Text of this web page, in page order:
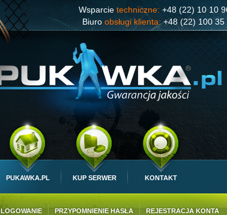
Wsparcie techniczne: +48 (22) 10 10
Biuroobsługi klienta:+48 (22) 100
PUKAWKA.PL KUP SERWER KONTAKT
LOGOWANIE PRZYPOMNIENIE HASŁA REJESTRACJA KONTA